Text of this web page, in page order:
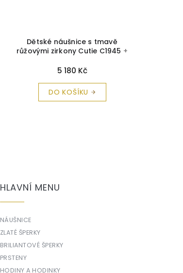
Dětské náušnice z bílého zlata se
zirkony ve tvaru kruhu Cutie
zdarma
6 520 Kč
DO KOŠÍKU
HLAVNÍ MENU
NÁUŠNICE
ZLATÉ ŠPERKY
BRILIANTOVÉ ŠPERKY
PRSTENY
HODINY A HODINKY